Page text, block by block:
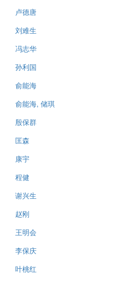
卢德唐
刘难生
冯志华
孙利国
俞能海
俞能海, 储琪
殷保群
匡森
康宇
程健
谢兴生
赵刚
王明会
李保庆
叶桃红